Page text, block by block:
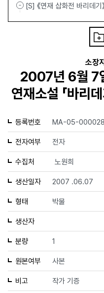
[S] 《연재 삽화전 바리데
소장
2007년 6월 7
연재소설 「바리
등록번호 MA-05-
전자여부 전자
수집처 노원희
생산일자 2007 .06.07
형태 박물
생산자
분량 1
원본여부 사본
비고 작가 기증